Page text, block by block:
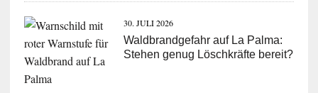
30. JULI 2026
Waldbrandgefahr auf La Palma:
Stehen genug Löschkräfte bereit?